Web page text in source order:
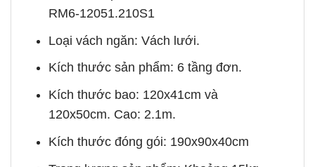
RM6-12051.210S1
Loại vách ngăn: Vách lưới.
Kích thước sản phẩm: 6 tầng đơn.
Kích thước bao: 120x41cm và
120x50cm. Cao: 2.1m.
Kích thước đóng gói: 190x90x40cm